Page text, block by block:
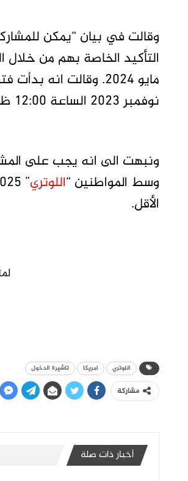
نوفمبر 2023 الساعة 12:00 ظهرًا بتوقيت شرق الولايات المتحدة. .
ونبهت الى انه يجب على
وسط المواطنين “اللوتري
الأقل.
اللوتري امريكا تاشيرة الدخول
مشاركة
أخبار ذات صلة